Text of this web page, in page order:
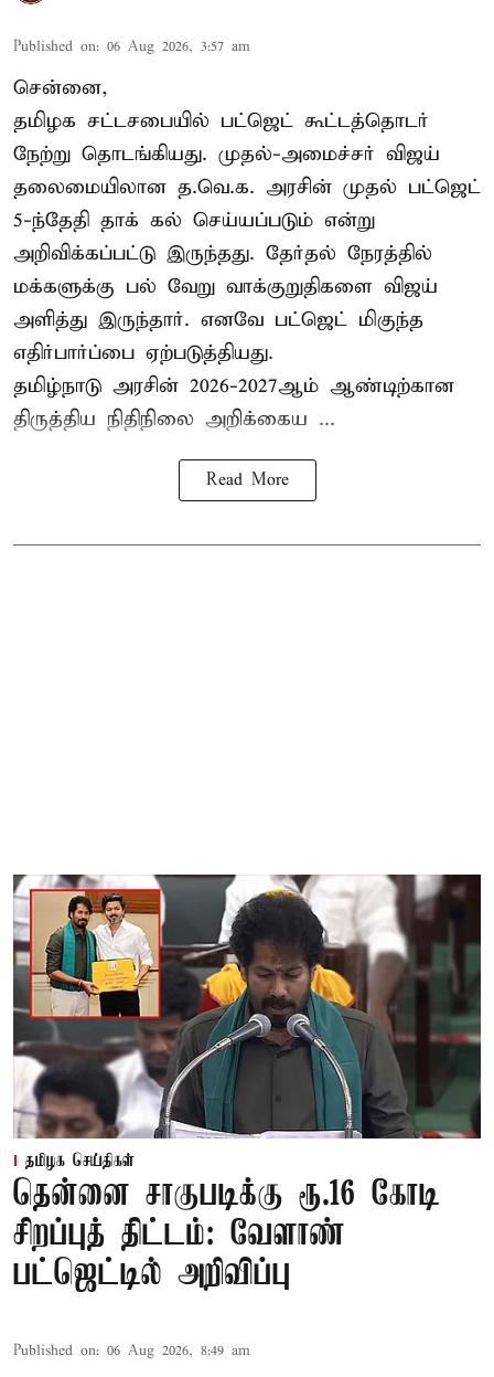
Published on: 06 Aug 2026, 3:57 am
சென்னை,
தமிழக சட்டசபையில் பட்ஜெட் கூட்டத்தொடர்
நேற்று தொடங்கியது. முதல்-அமைச்சர் விஜய்
தலைமையிலான த.வெ.க. அரசின் முதல் பட்ஜெட்
5-ந்தேதி தாக் கல் செய்யப்படும் என்று
அறிவிக்கப்பட்டு இருந்தது. தேர்தல் நேரத்தில்
மக்களுக்கு பல் வேறு வாக்குறுதிகளை விஜய்
அளித்து இருந்தார். எனவே பட்ஜெட் மிகுந்த
எதிர்பார்ப்பை ஏற்படுத்தியது.
தமிழ்நாடு அரசின் 2026-2027ஆம் ஆண்டிற்கான
திருத்திய நிதிநிலை அறிக்கைய ...
Read More
தமிழக செய்திகள்
தென்னை சாகுபடிக்கு ரூ.16 கோடி
சிறப்புத் திட்டம்: வேளாண்
பட்ஜெட்டில் அறிவிப்பு
Published on: 06 Aug 2026, 8:49 am